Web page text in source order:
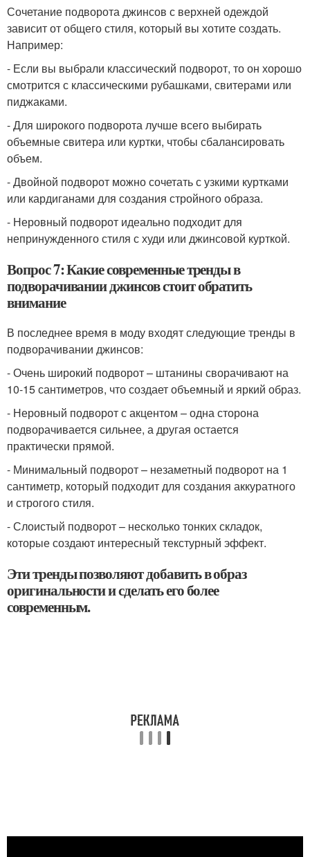
Сочетание подворота джинсов с верхней одеждой
зависит от общего стиля, который вы хотите создать.
Например:
- Если вы выбрали классический подворот, то он хорошо
смотрится с классическими рубашками, свитерами или
пиджаками.
- Для широкого подворота лучше всего выбирать
объемные свитера или куртки, чтобы сбалансировать
объем.
- Двойной подворот можно сочетать с узкими куртками
или кардиганами для создания стройного образа.
- Неровный подворот идеально подходит для
непринужденного стиля с худи или джинсовой курткой.
Вопрос 7: Какие современные тренды в
подворачивании джинсов стоит обратить
внимание
В последнее время в моду входят следующие тренды в
подворачивании джинсов:
- Очень широкий подворот – штанины сворачивают на
10-15 сантиметров, что создает объемный и яркий образ.
- Неровный подворот с акцентом – одна сторона
подворачивается сильнее, а другая остается
практически прямой.
- Минимальный подворот – незаметный подворот на 1
сантиметр, который подходит для создания аккуратного
и строгого стиля.
- Слоистый подворот – несколько тонких складок,
которые создают интересный текстурный эффект.
Эти тренды позволяют добавить в образ
оригинальности и сделать его более
современным.